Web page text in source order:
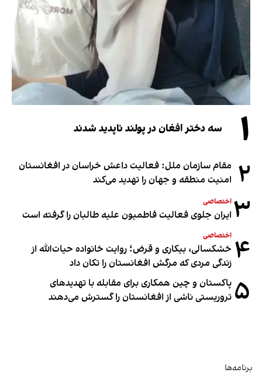
۱ سه دختر افغان در پولند ناپدید شدند
۲ مقام سازمان ملل: فعالیت داعش خراسان در افغانستان
امنیت منطقه و جهان را تهدید می‌کند
۳ اختصاصی
ایران جلوی فعالیت فاطمیون علیه طالبان را گرفته است
۴ اختصاصی
خشکسالی، بیکاری و قرض؛ روایت خانواده حیات‌الله از
زندگی مردی که مرگش افغانستان را تکان داد
۵ پاکستان و چین همکاری برای مقابله با تهدیدهای
تروریستی ناشی از افغانستان را گسترش می‌دهند
برنامه‌ها